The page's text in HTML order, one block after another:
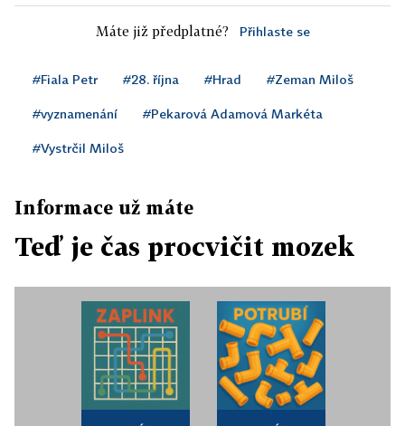
Máte již předplatné? Přihlaste se
#Fiala Petr #28. října #Hrad #Zeman Miloš
#vyznamenání #Pekarová Adamová Markéta
#Vystrčil Miloš
Informace už máte
Teď je čas procvičit mozek